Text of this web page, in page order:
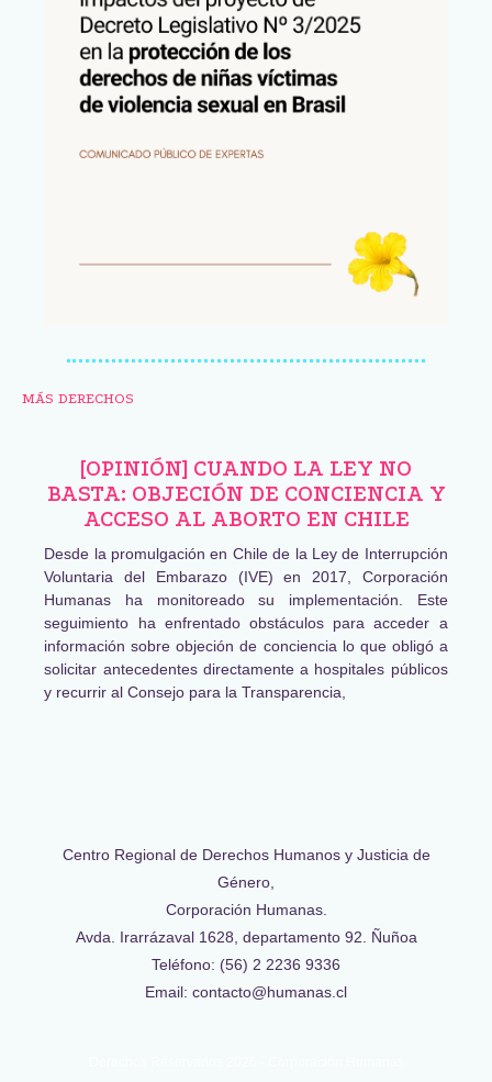
MÁS DERECHOS
[OPINIÓN] CUANDO LA LEY NO
BASTA: OBJECIÓN DE CONCIENCIA Y
ACCESO AL ABORTO EN CHILE
Desde la promulgación en Chile de la Ley de Interrupción
Voluntaria del Embarazo (IVE) en 2017, Corporación
Humanas ha monitoreado su implementación. Este
seguimiento ha enfrentado obstáculos para acceder a
información sobre objeción de conciencia lo que obligó a
solicitar antecedentes directamente a hospitales públicos
y recurrir al Consejo para la Transparencia,
Centro Regional de Derechos Humanos y Justicia de
Género,
Corporación Humanas.
Avda. Irarrázaval 1628, departamento 92. Ñuñoa
Teléfono: (56) 2 2236 9336
Email: contacto@humanas.cl